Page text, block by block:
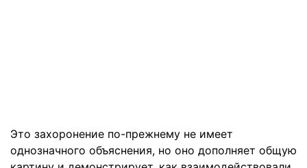
Это захоронение по-прежнему не имеет
однозначного объяснения, но оно дополняет общую